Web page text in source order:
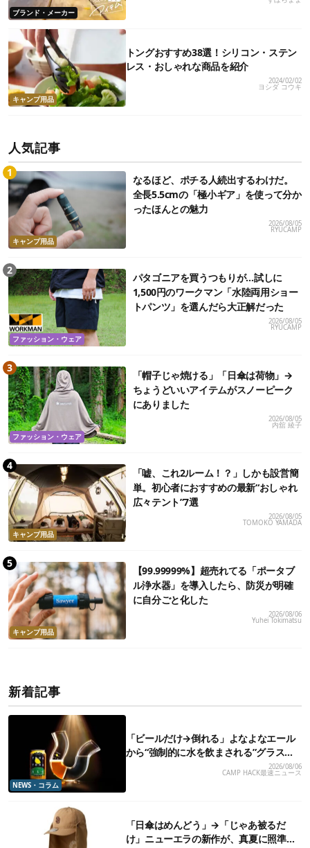
ブランド・メーカー
キャンプ用品
トングおすすめ38選！シリコン・ステン
レス・おしゃれな商品を紹介
2024/02/02
ヨシダ コウキ
人気記事
キャンプ用品
なるほど、ポチる人続出するわけだ。
全長5.5cmの「極小ギア」を使って分か
ったほんとの魅力
2026/08/05
RYUCAMP
ファッション・ウェア
パタゴニアを買うつもりが…試しに
1,500円のワークマン「水陸両用ショー
トパンツ」を選んだら大正解だった
2026/08/05
RYUCAMP
ファッション・ウェア
「帽子じゃ焼ける」「日傘は荷物」→
ちょうどいいアイテムがスノーピーク
にありました
2026/08/05
内舘 綾子
キャンプ用品
「嘘、これ2ルーム！？」しかも設営簡
単。初心者におすすめの最新“おしゃれ
広々テント”7選
2026/08/05
TOMOKO YAMADA
キャンプ用品
【99.99999%】超売れてる「ポータブ
ル浄水器」を導入したら、防災が明確
に自分ごと化した
2026/08/06
Yuhei Tokimatsu
新着記事
NEWS・コラム
「ビールだけ→倒れる」よなよなエール
から“強制的に水を飲まされる”グラスが
2026/08/06
CAMP HACK最速ニュース
「日傘はめんどう」→「じゃあ被るだ
け」ニューエラの新作が、真夏に照準合